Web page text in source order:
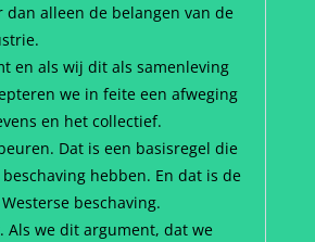
dan alleen de belangen van de
en als wij dit als samenleving
we in feite een afweging
en het collectief.
Dat is een basisregel die
hebben. En dat is de
beschaving.
Als we dit argument, dat we